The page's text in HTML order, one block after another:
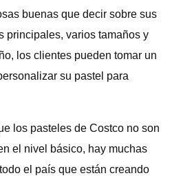
buenas que decir sobre sus
principales, varios tamaños y
los clientes pueden tomar un
su pastel para
los pasteles de Costco no son
el nivel básico, hay muchas
el país que están creando